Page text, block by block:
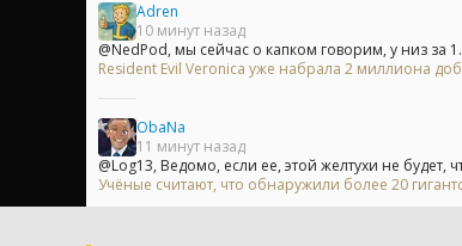
Adren
10 минут назад
@NedPod, мы сейчас о капком говорим, у низ за
Resident Evil Veronica уже набрала 2 миллиона
ObaNa
11 минут назад
@Log13, Ведомо, если ее, этой желтухи не будет,
Учёные считают, что обнаружили более 20